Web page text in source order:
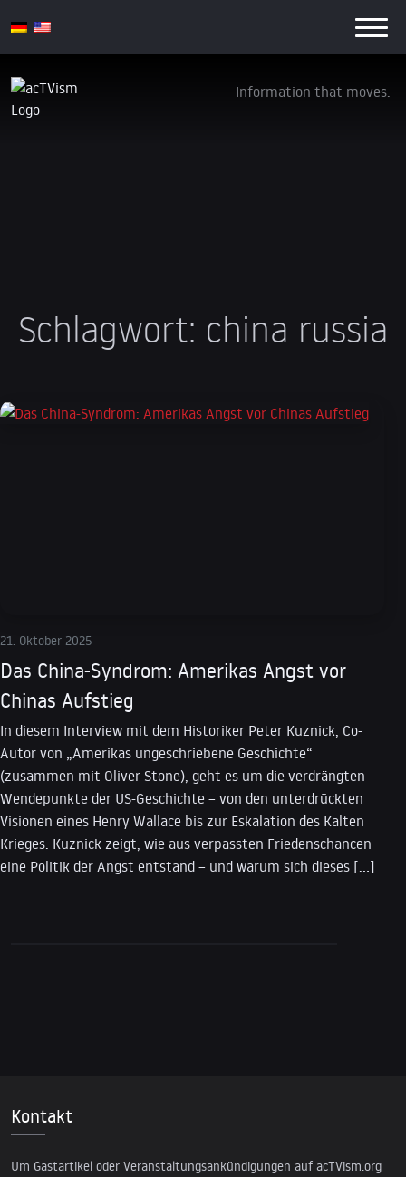
Information that moves.
Schlagwort: china russia
21. Oktober 2025
Das China-Syndrom: Amerikas Angst vor
Chinas Aufstieg
In diesem Interview mit dem Historiker Peter Kuznick, Co-
Autor von „Amerikas ungeschriebene Geschichte“
(zusammen mit Oliver Stone), geht es um die verdrängten
Wendepunkte der US-Geschichte – von den unterdrückten
Visionen eines Henry Wallace bis zur Eskalation des Kalten
Krieges. Kuznick zeigt, wie aus verpassten Friedenschancen
eine Politik der Angst entstand – und warum sich dieses […]
Kontakt
Um Gastartikel oder Veranstaltungsankündigungen auf acTVism.org